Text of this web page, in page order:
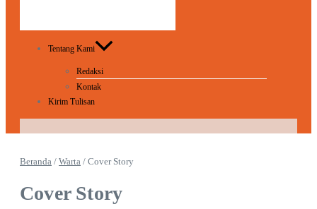
Tentang Kami
Redaksi
Kontak
Kirim Tulisan
Beranda / Warta / Cover Story
Cover Story